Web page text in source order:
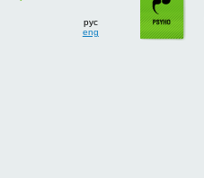
рус
eng